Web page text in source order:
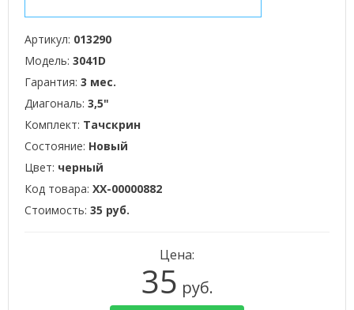
Артикул: 013290
Модель: 3041D
Гарантия: 3 мес.
Диагональ: 3,5"
Комплект: Тачскрин
Состояние: Новый
Цвет: черный
Код товара: XX-00000882
Стоимость: 35 руб.
Цена:
35 руб.